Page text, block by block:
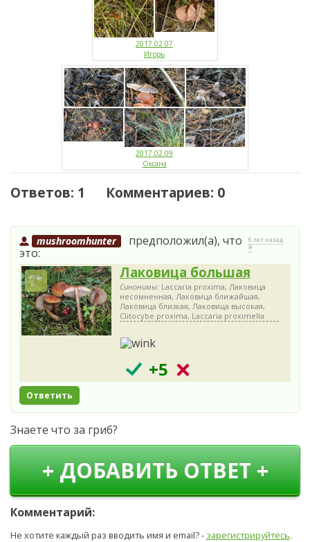
2017.02.07
Игорь
2017.02.09
Оксана
Ответов: 1 Комментариев: 0
mushroomhunter
предположил(а), что
это:
6 лет назад
#
Лаковица большая
Синонимы: Laccaria proxima, Лаковица
несомненная, Лаковица ближайшая,
Лаковица близкая, Лаковица высокая,
Clitocybe proxima, Laccaria proximella.
+5
Ответить
Знаете что за гриб?
+ ДОБАВИТЬ ОТВЕТ +
Комментарий:
Не хотите каждый раз вводить имя и email? - зарегистрируйтесь.